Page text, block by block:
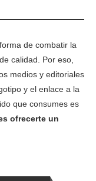
de combatir la
calidad. Por eso,
medios y editoriales
y el enlace a la
que consumes es
ofrecerte un